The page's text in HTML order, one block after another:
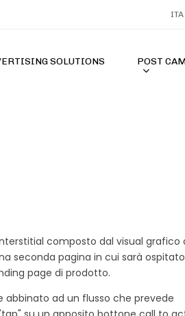
ITA
SOLUTIONS POST
composto dal visual grafico
seconda pagina in cui sarà
page di prodotto.
abbinato ad un flusso che prevede